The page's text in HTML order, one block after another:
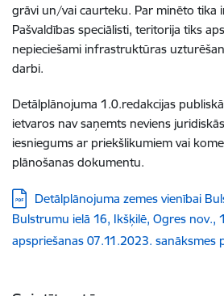
grāvi un/vai caurteku. Par minēto tika
Pašvaldības speciālisti, teritorija tiks
nepieciešami infrastruktūras
darbi.
Detālplānojuma 1.0.redakcijas
ietvaros nav saņemts neviens
iesniegums ar priekšlikumiem vai
plānošanas dokumentu.
Lejupielādēt:
Detālplānojuma zemes vienībai
Bulstrumu ielā 16, Ikšķilē, Ogres nov.,
apspriešanas 07.11.2023. sanāksmes